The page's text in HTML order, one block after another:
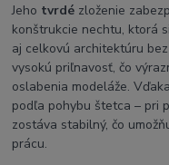
Jeho tvrdé zloženie
konštrukcie nechtu, ktorá
aj celkovú architektúru
vysokú priľnavosť, čo
oslabenia modeláže.
podľa pohybu štetca – pri
zostáva stabilný, čo
prácu.